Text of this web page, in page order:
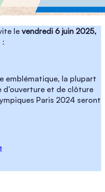
le vendredi 6 juin 2025,
:
emblématique, la plupart
d’ouverture et de clôture
Paris 2024 seront